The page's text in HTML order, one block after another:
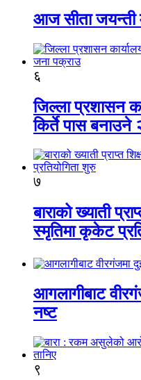
आज सीता जयन्ती
६
जिल्ला प्रशासन
किर्ते पास
७
बाराको ख्याती
स्मृतिमा कृकेट
आगलागीबाट
नष्ट
९